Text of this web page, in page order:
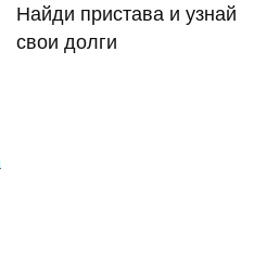
Найди пристава и узнай
свои долги